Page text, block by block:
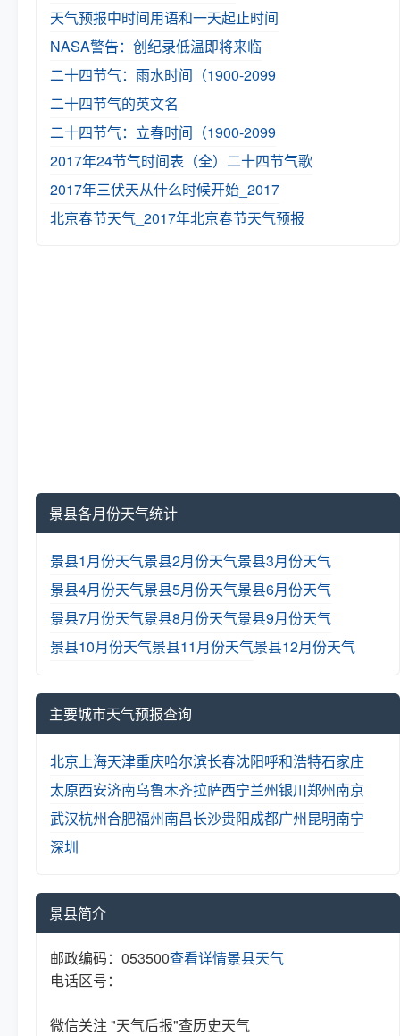
天气预报中时间用语和一天起止时间
NASA警告：创纪录低温即将来临
二十四节气：雨水时间（1900-2099
二十四节气的英文名
二十四节气：立春时间（1900-2099
2017年24节气时间表（全） 二十四节气歌
2017年三伏天从什么时候开始_2017
北京春节天气_2017年北京春节天气预报
景县各月份天气统计
景县1月份天气景县2月份天气景县3月份天气
景县4月份天气景县5月份天气景县6月份天气
景县7月份天气景县8月份天气景县9月份天气
景县10月份天气景县11月份天气景县12月份天气
主要城市天气预报查询
北京上海天津重庆哈尔滨长春沈阳呼和浩特石家庄
太原西安济南乌鲁木齐拉萨西宁兰州银川郑州南京
武汉杭州合肥福州南昌长沙贵阳成都广州昆明南宁
深圳
景县简介
邮政编码：053500
电话区号：
查看详情景县天气
微信关注 "天气后报"查历史天气